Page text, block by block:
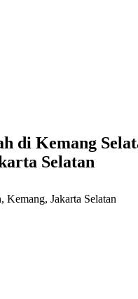
di Kemang
Selatan
Kemang, Jakarta Selatan